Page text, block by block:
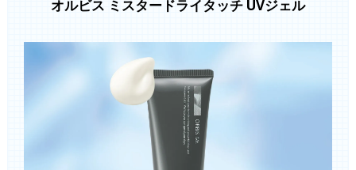
オルビス ミスタードライタッチ UVジェル